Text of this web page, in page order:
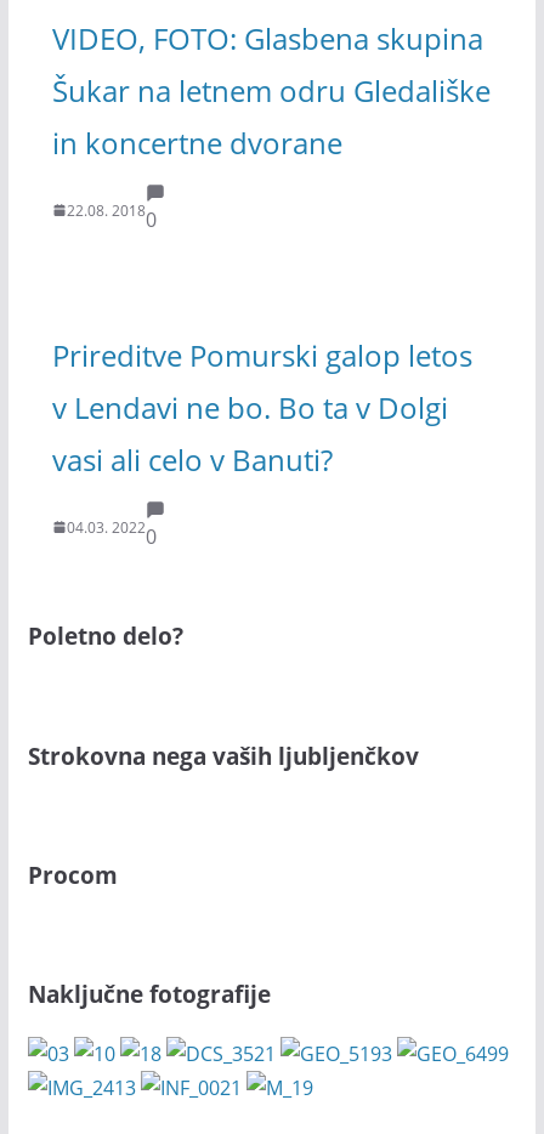
VIDEO, FOTO: Glasbena skupina
Šukar na letnem odru Gledališke
in koncertne dvorane
22.08. 20180
Prireditve Pomurski galop letos
v Lendavi ne bo. Bo ta v Dolgi
vasi ali celo v Banuti?
04.03. 20220
Poletno delo?
Strokovna nega vaših ljubljenčkov
Procom
Naključne fotografije